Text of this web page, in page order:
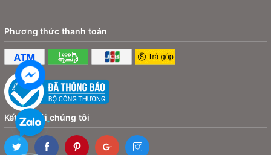
bạn gắn điện thoại một cách nhanh chóng và dễ dàng chỉ
với một tay. Bạn chỉ cần đưa điện thoại lại gần giá đỡ,
và lực hút từ tính sẽ giữ chặt thiết bị, giúp bạn an tâm
mà không cần phải lo lắng về việc điện thoại rơi rớt hay
không ổn định.
Dễ dàng lắp đặt với phương pháp Stick-on
Phương thức thanh toán
Kết nối với chúng tôi